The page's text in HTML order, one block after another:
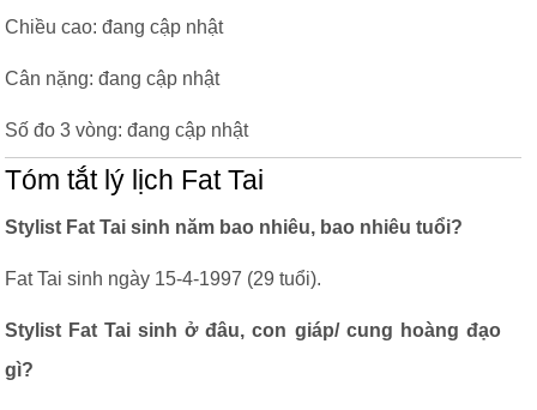
Chiều cao: đang cập nhật
Cân nặng: đang cập nhật
Số đo 3 vòng: đang cập nhật
Tóm tắt lý lịch Fat Tai
Stylist Fat Tai sinh năm bao nhiêu, bao nhiêu tuổi?
Fat Tai sinh ngày 15-4-1997 (29 tuổi).
Stylist Fat Tai sinh ở đâu, con giáp/ cung hoàng đạo
gì?